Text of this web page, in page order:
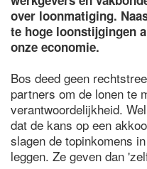
over loonmatiging.
te hoge loonstijgingen
onze economie.
Bos deed geen
partners om de lonen te
verantwoordelijkheid.
dat de kans op een
slagen de topinkomens
leggen. Ze geven dan